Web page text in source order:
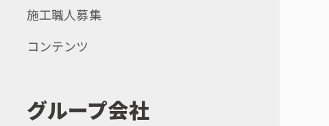
施工職人募集
コンテンツ
グループ会社